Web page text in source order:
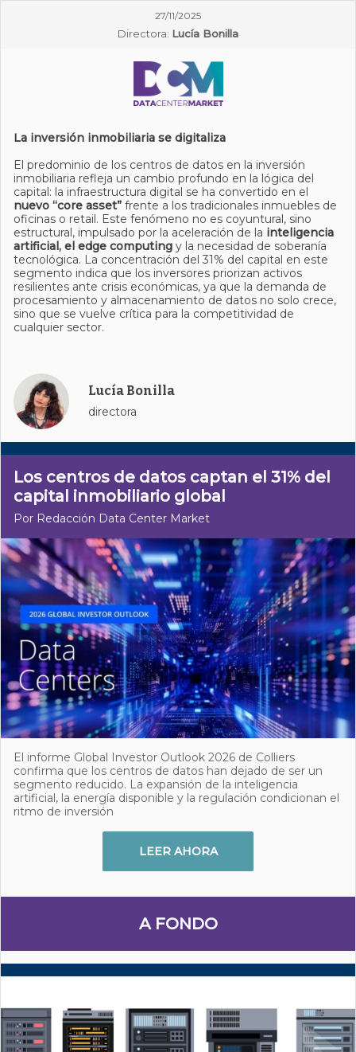
27/11/2025
Directora: Lucía Bonilla
La inversión inmobiliaria se digitaliza
El predominio de los centros de datos en la inversión
inmobiliaria refleja un cambio profundo en la lógica del
capital: la infraestructura digital se ha convertido en el
nuevo “core asset” frente a los tradicionales inmuebles de
oficinas o retail. Este fenómeno no es coyuntural, sino
estructural, impulsado por la aceleración de la inteligencia
artificial, el edge computing y la necesidad de soberanía
tecnológica. La concentración del 31% del capital en este
segmento indica que los inversores priorizan activos
resilientes ante crisis económicas, ya que la demanda de
procesamiento y almacenamiento de datos no solo crece,
sino que se vuelve crítica para la competitividad de
cualquier sector.
Lucía Bonilla
directora
Los centros de datos captan el 31% del
capital inmobiliario global
Por Redacción Data Center Market
El informe Global Investor Outlook 2026 de Colliers
confirma que los centros de datos han dejado de ser un
segmento reducido. La expansión de la inteligencia
artificial, la energía disponible y la regulación condicionan el
ritmo de inversión
LEER AHORA
A FONDO